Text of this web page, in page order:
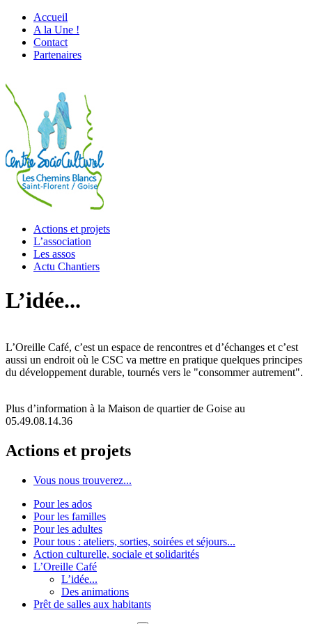
Accueil
A la Une !
Contact
Partenaires
Actions et projets
L’association
Les assos
Actu Chantiers
L’idée...
L’Oreille Café, c’est un espace de rencontres et d’échanges et c’est
aussi un endroit où le CSC va mettre en pratique quelques principes
du développement durable, tournés vers le "consommer autrement".
Plus d’information à la Maison de quartier de Goise au
05.49.08.14.36
Actions et projets
Vous nous trouverez...
Pour les ados
Pour les familles
Pour les adultes
Pour tous : ateliers, sorties, soirées et séjours...
Action culturelle, sociale et solidarités
L’Oreille Café
L’idée...
Des animations
Prêt de salles aux habitants